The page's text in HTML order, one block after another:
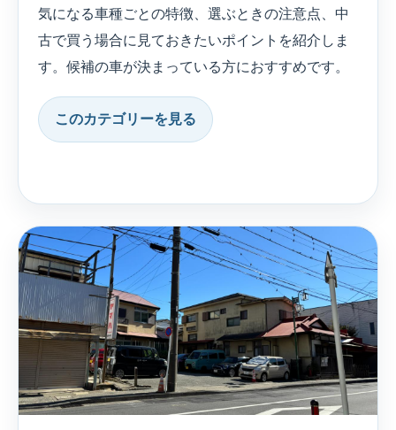
気になる車種ごとの特徴、選ぶときの注意点、中
古で買う場合に見ておきたいポイントを紹介しま
す。候補の車が決まっている方におすすめです。
このカテゴリーを見る